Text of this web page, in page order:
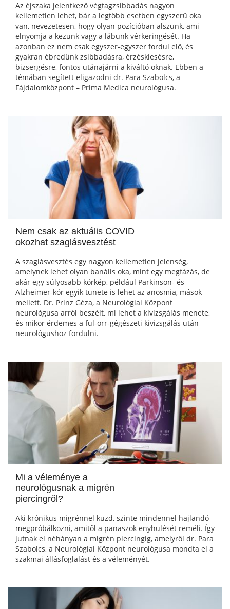
Az éjszaka jelentkező végtagzsibbadás nagyon
kellemetlen lehet, bár a legtöbb esetben egyszerű oka
van, nevezetesen, hogy olyan pozícióban alszunk, ami
elnyomja a kezünk vagy a lábunk vérkeringését. Ha
azonban ez nem csak egyszer-egyszer fordul elő, és
gyakran ébredünk zsibbadásra, érzéskiesésre,
bizsergésre, fontos utánajárni a kiváltó oknak. Ebben a
témában segített eligazodni dr. Para Szabolcs, a
Fájdalomközpont – Prima Medica neurológusa.
Nem csak az aktuális COVID
okozhat szaglásvesztést
A szaglásvesztés egy nagyon kellemetlen jelenség,
amelynek lehet olyan banális oka, mint egy megfázás, de
akár egy súlyosabb kórkép, például Parkinson- és
Alzheimer-kór egyik tünete is lehet az anosmia, mások
mellett. Dr. Prinz Géza, a Neurológiai Központ
neurológusa arról beszélt, mi lehet a kivizsgálás menete,
és mikor érdemes a fül-orr-gégészeti kivizsgálás után
neurológushoz fordulni.
Mi a véleménye a
neurológusnak a migrén
piercingről?
Aki krónikus migrénnel küzd, szinte mindennel hajlandó
megpróbálkozni, amitől a panaszok enyhülését reméli. Így
jutnak el néhányan a migrén piercingig, amelyről dr. Para
Szabolcs, a Neurológiai Központ neurológusa mondta el a
szakmai állásfoglalást és a véleményét.